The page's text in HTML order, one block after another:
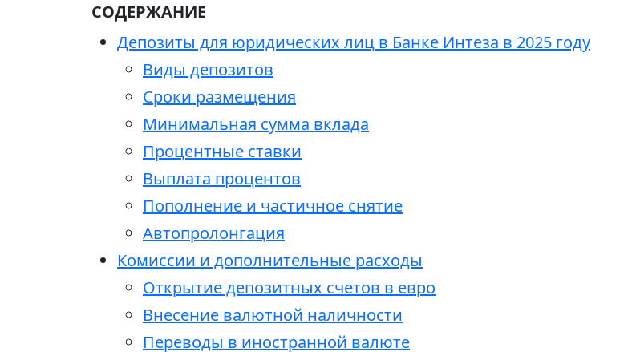
СОДЕРЖАНИЕ
Депозиты для юридических лиц в Банке Интеза в 2025 году
Виды депозитов
Сроки размещения
Минимальная сумма вклада
Процентные ставки
Выплата процентов
Пополнение и частичное снятие
Автопролонгация
Комиссии и дополнительные расходы
Открытие депозитных счетов в евро
Внесение валютной наличности
Переводы в иностранной валюте